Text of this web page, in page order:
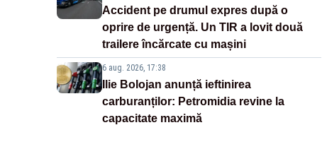
Accident pe drumul expres după o
oprire de urgență. Un TIR a lovit două
trailere încărcate cu mașini
6 aug. 2026, 17:38
Ilie Bolojan anunță ieftinirea
carburanților: Petromidia revine la
capacitate maximă